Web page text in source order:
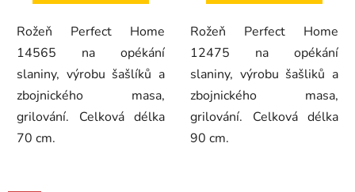
hvězdiček.
Rožeň Perfect Home
14565 na opékání
slaniny, výrobu šašlíků a
zbojnického masa,
grilování. Celková délka
70 cm.
Rožeň Perfect Home
12475 na opékání
slaniny, výrobu šašliků a
zbojnického masa,
grilování. Celková délka
90 cm.